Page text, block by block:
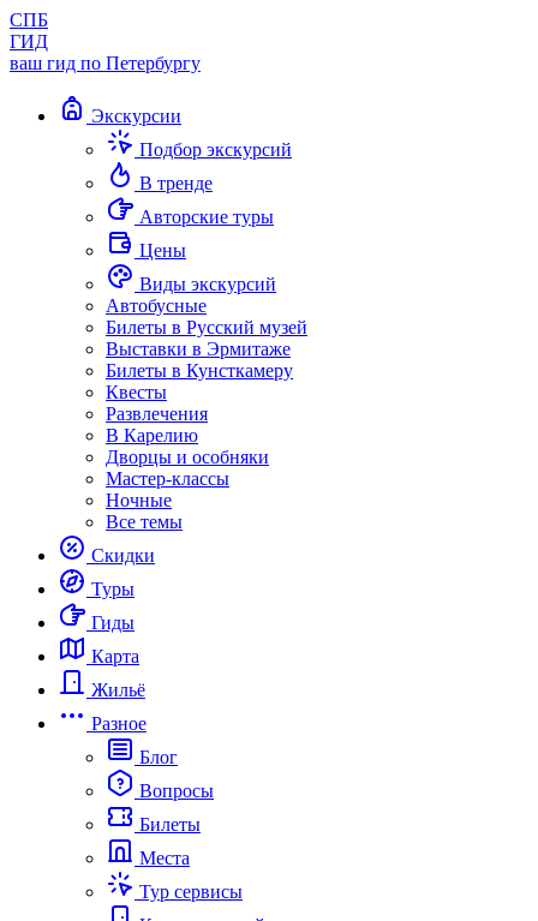
СПБ
ГИД
ваш гид по Петербургу
Экскурсии
Подбор экскурсий
В тренде
Авторские туры
Цены
Виды экскурсий
Автобусные
Билеты в Русский музей
Выставки в Эрмитаже
Билеты в Кунсткамеру
Квесты
Развлечения
В Карелию
Дворцы и особняки
Мастер-классы
Ночные
Все темы
Скидки
Туры
Гиды
Карта
Жильё
Разное
Блог
Вопросы
Билеты
Места
Тур сервисы